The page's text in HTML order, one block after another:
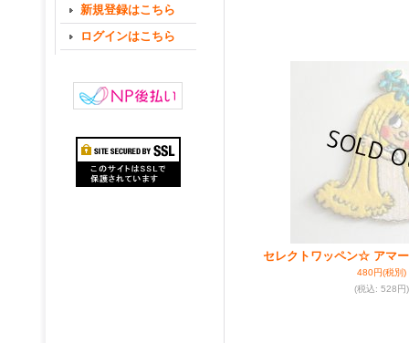
新規登録はこちら
ログインはこちら
セレクトワッペン☆ アマ
480円(税別)
(税込: 528円)